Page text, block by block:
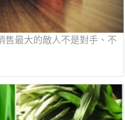
售最大的敵人不是對手、不